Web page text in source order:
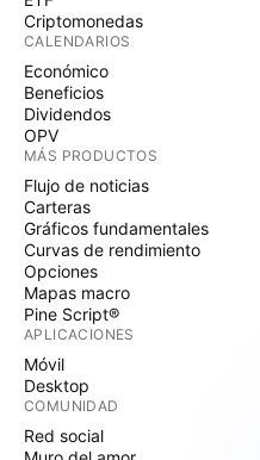
Criptomonedas
CALENDARIOS
Económico
Beneficios
Dividendos
OPV
MÁS PRODUCTOS
Flujo de noticias
Carteras
Gráficos fundamentales
Curvas de rendimiento
Opciones
Mapas macro
Pine Script®
APLICACIONES
Móvil
Desktop
COMUNIDAD
Red social